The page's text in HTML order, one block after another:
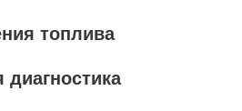
топлива
диагностика